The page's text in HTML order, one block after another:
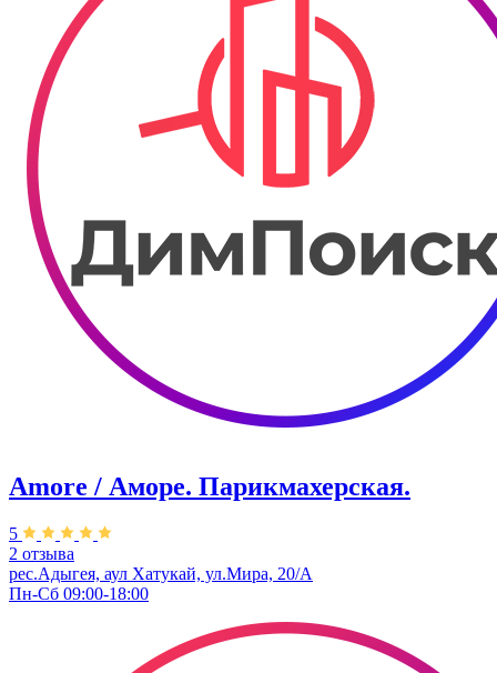
Amore / Аморе. Парикмахерская.
5
2 отзыва
рес.Адыгея, аул Хатукай, ул.Мира, 20/А
Пн-Сб 09:00-18:00